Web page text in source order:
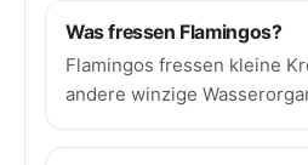
Was fressen Flamingos?
Flamingos fressen kleine
andere winzige